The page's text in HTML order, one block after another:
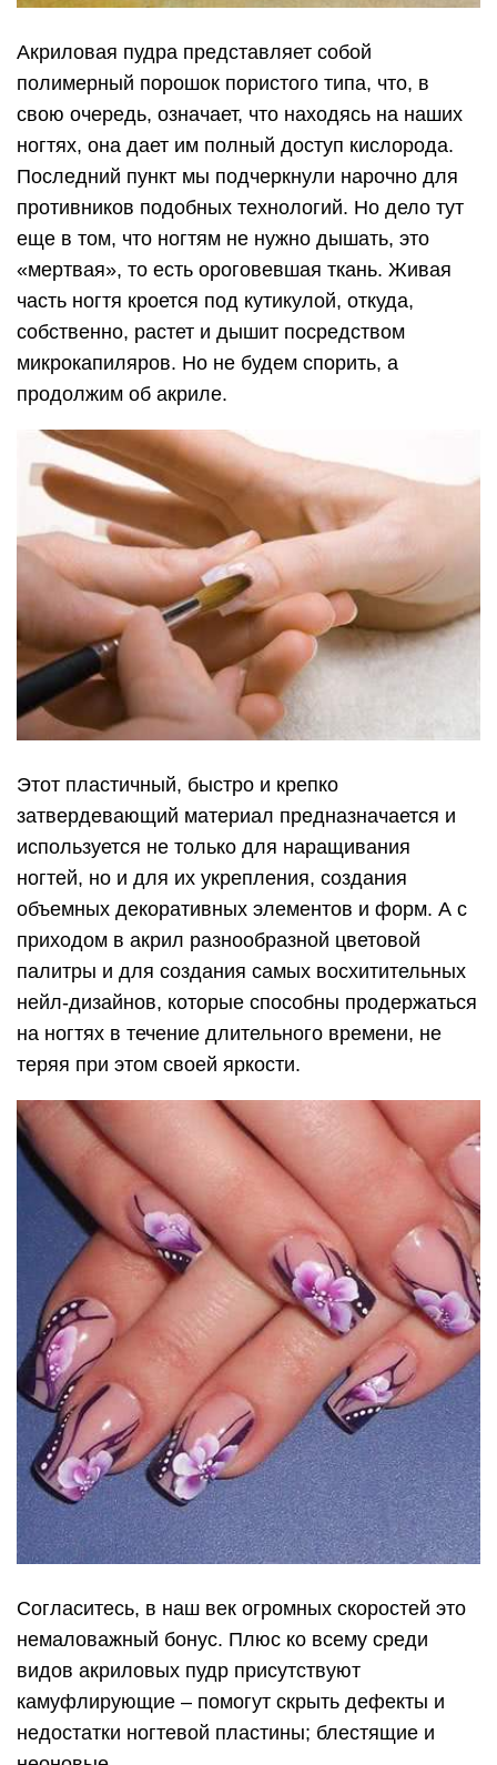
Акриловая пудра представляет собой
полимерный порошок пористого типа, что, в
свою очередь, означает, что находясь на наших
ногтях, она дает им полный доступ кислорода.
Последний пункт мы подчеркнули нарочно для
противников подобных технологий. Но дело тут
еще в том, что ногтям не нужно дышать, это
«мертвая», то есть ороговевшая ткань. Живая
часть ногтя кроется под кутикулой, откуда,
собственно, растет и дышит посредством
микрокапиляров. Но не будем спорить, а
продолжим об акриле.
Этот пластичный, быстро и крепко
затвердевающий материал предназначается и
используется не только для наращивания
ногтей, но и для их укрепления, создания
объемных декоративных элементов и форм. А с
приходом в акрил разнообразной цветовой
палитры и для создания самых восхитительных
нейл-дизайнов, которые способны продержаться
на ногтях в течение длительного времени, не
теряя при этом своей яркости.
Согласитесь, в наш век огромных скоростей это
немаловажный бонус. Плюс ко всему среди
видов акриловых пудр присутствуют
камуфлирующие – помогут скрыть дефекты и
недостатки ногтевой пластины; блестящие и